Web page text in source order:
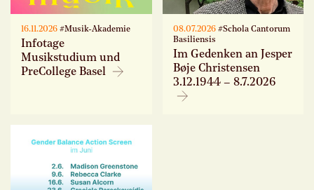
16.11.2026 #Musik-Akademie
Infotage
Musikstudium und
PreCollege Basel
08.07.2026#Schola Cantorum
Basiliensis
Im Gedenken an Jesper
Bøje Christensen
3.12.1944 – 8.7.2026